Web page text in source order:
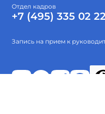
Отдел кадров
+7 (495) 335 02 22
Запись на прием к